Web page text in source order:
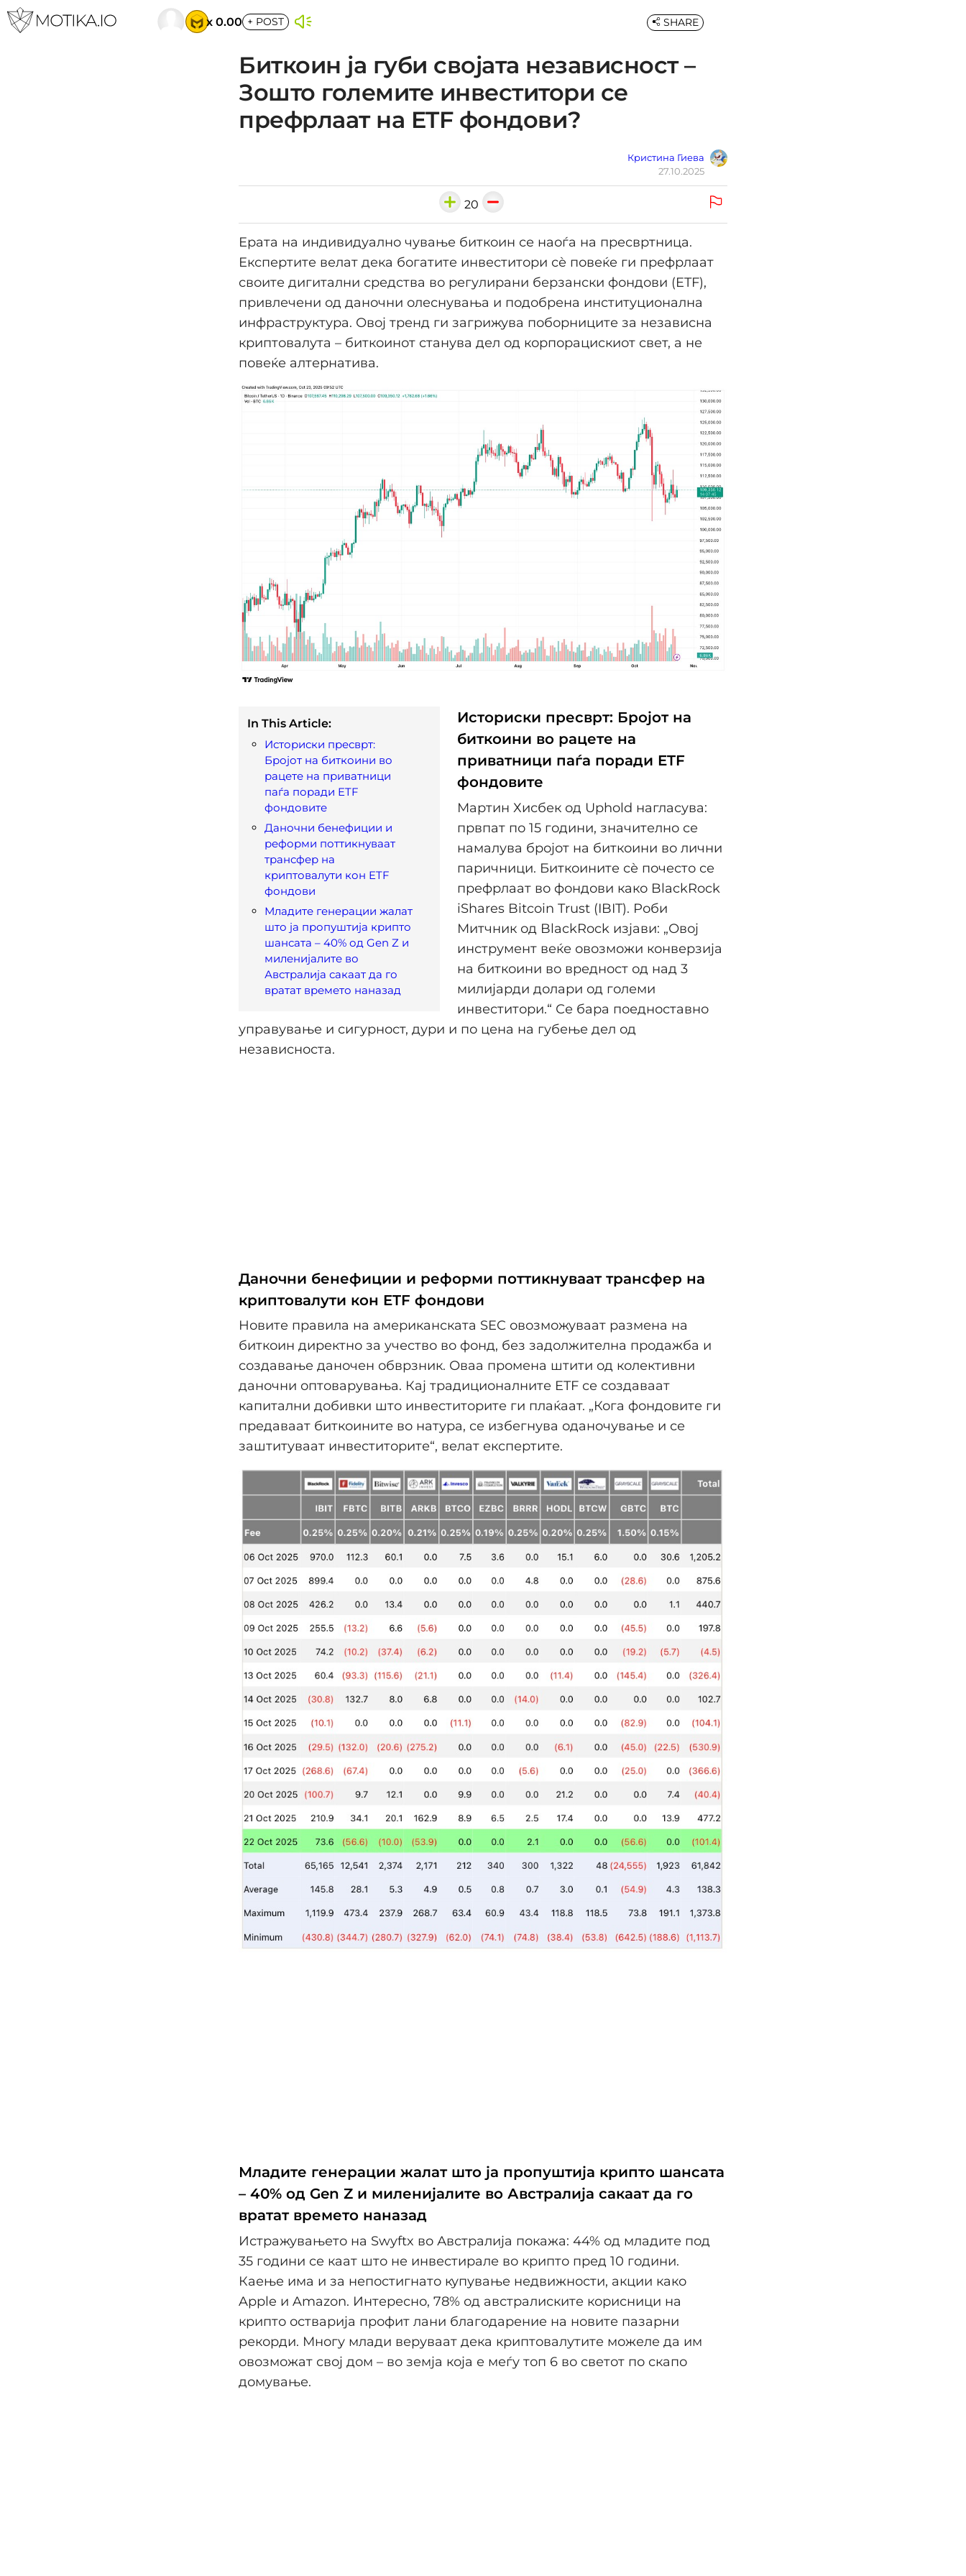
x 0.00 + POST
Биткоин ја губи својата независност –
Зошто големите инвеститори се
префрлаат на ETF фондови?
Кристина Гиева
27.10.2025
SHARE
20
Ерата на индивидуално чување биткоин се наоѓа на пресвртница.
Експертите велат дека богатите инвеститори сѐ повеќе ги префрлаат
своите дигитални средства во регулирани берзански фондови (ETF),
привлечени од даночни олеснувања и подобрена институционална
инфраструктура. Овој тренд ги загрижува поборниците за независна
криптовалута – биткоинот станува дел од корпорацискиот свет, а не
повеќе алтернатива.
In This Article:
Историски пресврт:
Бројот на биткоини во
рацете на приватници
паѓа поради ETF
фондовите
Даночни бенефиции и
реформи поттикнуваат
трансфер на
криптовалути кон ETF
фондови
Младите генерации жалат
што ја пропуштија крипто
шансата – 40% од Gen Z и
миленијалите во
Австралија сакаат да го
вратат времето наназад
Историски пресврт: Бројот на
биткоини во рацете на
приватници паѓа поради ETF
фондовите
Мартин Хисбек од Uphold нагласува:
првпат по 15 години, значително се
намалува бројот на биткоини во лични
паричници. Биткоините сѐ почесто се
префрлаат во фондови како BlackRock
iShares Bitcoin Trust (IBIT). Роби
Митчник од BlackRock изјави: „Овој
инструмент веќе овозможи конверзија
на биткоини во вредност од над 3
милијарди долари од големи
инвеститори.“ Се бара поедноставно
управување и сигурност, дури и по цена на губење дел од
независноста.
Даночни бенефиции и реформи поттикнуваат трансфер на
криптовалути кон ETF фондови
Новите правила на американската SEC овозможуваат размена на
биткоин директно за учество во фонд, без задолжителна продажба и
создавање даночен обврзник. Оваа промена штити од колективни
даночни оптоварувања. Кај традиционалните ETF се создаваат
капитални добивки што инвеститорите ги плаќаат. „Кога фондовите ги
предаваат биткоините во натура, се избегнува оданочување и се
заштитуваат инвеститорите“, велат експертите.
Младите генерации жалат што ја пропуштија крипто шансата
– 40% од Gen Z и миленијалите во Австралија сакаат да го
вратат времето наназад
Истражувањето на Swyftx во Австралија покажа: 44% од младите под
35 години се каат што не инвестирале во крипто пред 10 години.
Каење има и за непостигнато купување недвижности, акции како
Apple и Amazon. Интересно, 78% од австралиските корисници на
крипто остварија профит лани благодарение на новите пазарни
рекорди. Многу млади веруваат дека криптовалутите можеле да им
овозможат свој дом – во земја која е меѓу топ 6 во светот по скапо
домување.